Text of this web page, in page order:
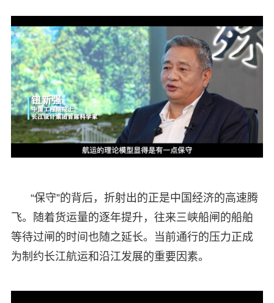
“保守”的背后，折射出的正是中国经济的高速腾
飞。随着货运量的逐年提升，往来三峡船闸的船舶
等待过闸的时间也随之延长。当前通行的压力正成
为制约长江航运和沿江发展的重要因素。